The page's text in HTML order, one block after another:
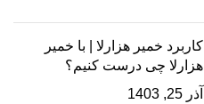
کاربرد خمیر هزارلا | با خمیر
هزارلا چی درست کنیم؟
آذر 25, 1403